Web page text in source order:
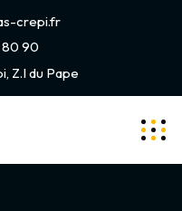
crepi.fr
90
Z.I du Pape